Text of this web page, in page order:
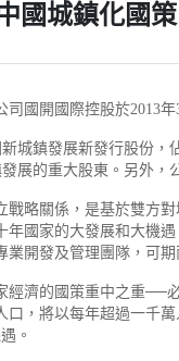
國城鎮化國
國開國際控股於2013
城鎮發展新發行股份
展的重大股東。另外，
略關係，是基於雙方
國家的大發展和大機
開發及管理團隊，可期
濟的國策重中之重
，將以每年超過一千
。